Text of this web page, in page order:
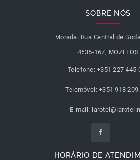
SOBRE NÓS
Morada: Rua Central de
4535-167, MOZELOS
Telefone: +351 227 445
Telemóvel: +351 918 209
E-mail:
HORÁRIO DE